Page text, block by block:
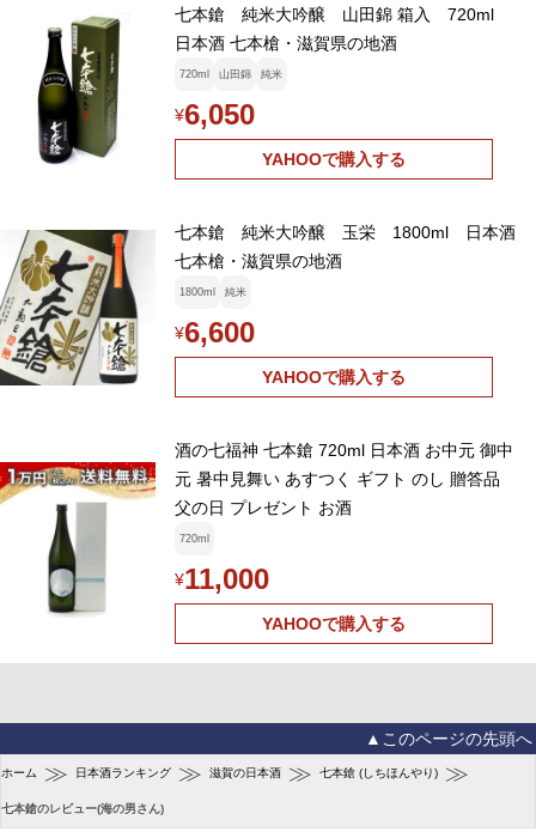
七本鎗 純米大吟醸 山田錦 箱入 720ml
日本酒 七本槍・滋賀県の地酒
720ml 山田錦 純米
¥6,050
YAHOOで購入する
七本鎗 純米大吟醸 玉栄 1800ml 日本酒
七本槍・滋賀県の地酒
1800ml 純米
¥6,600
YAHOOで購入する
酒の七福神 七本鎗 720ml 日本酒 お中元 御中
元 暑中見舞い あすつく ギフト のし 贈答品
父の日 プレゼント お酒
720ml
¥11,000
YAHOOで購入する
▲このページの先頭へ
ホーム ≫ 日本酒ランキング ≫ 滋賀の日本酒 ≫ 七本鎗 (しちほんやり) ≫
七本鎗のレビュー(海の男さん)